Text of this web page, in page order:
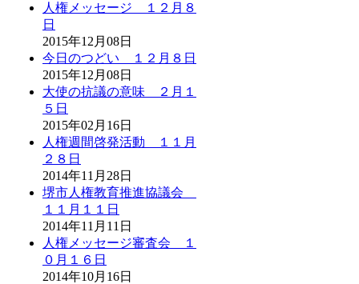
人権メッセージ １２月８
日
2015年12月08日
今日のつどい １２月８日
2015年12月08日
大使の抗議の意味 ２月１
５日
2015年02月16日
人権週間啓発活動 １１月
２８日
2014年11月28日
堺市人権教育推進協議会
１１月１１日
2014年11月11日
人権メッセージ審査会 １
０月１６日
2014年10月16日